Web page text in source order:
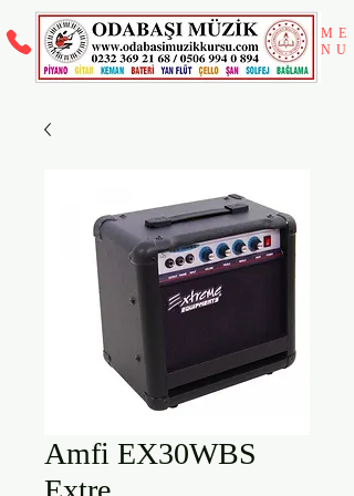
ME
NU
Amfi EX30WBS